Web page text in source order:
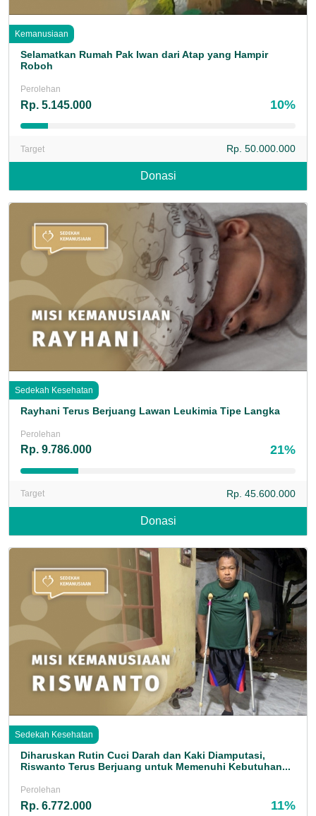
Kemanusiaan
Selamatkan Rumah Pak Iwan dari Atap yang Hampir
Roboh
Perolehan
Rp. 5.145.000 10%
Target Rp. 50.000.000
Donasi
Sedekah Kesehatan
Rayhani Terus Berjuang Lawan Leukimia Tipe Langka
Perolehan
Rp. 9.786.000 21%
Target Rp. 45.600.000
Donasi
Sedekah Kesehatan
Diharuskan Rutin Cuci Darah dan Kaki Diamputasi,
Riswanto Terus Berjuang untuk Memenuhi Kebutuhan...
Perolehan
Rp. 6.772.000 11%